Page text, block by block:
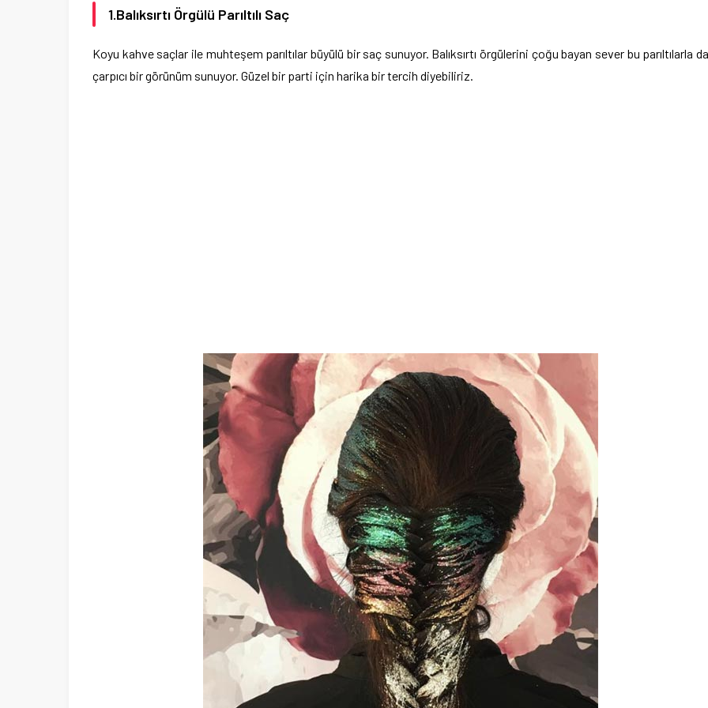
1.Balıksırtı Örgülü Parıltılı Saç
Koyu kahve saçlar ile muhteşem parıltılar büyülü bir saç sunuyor. Balıksırtı örgülerini çoğu bayan sever bu parıltılarla da
çarpıcı bir görünüm sunuyor. Güzel bir parti için harika bir tercih diyebiliriz.